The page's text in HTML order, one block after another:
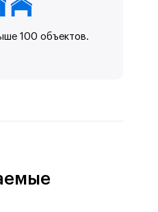
100 объектов.